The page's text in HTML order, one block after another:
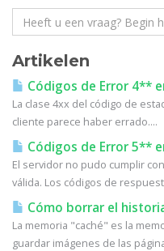
Artikelen
Códigos de Error 4**
La clase 4xx del código de
cliente parece haber errado....
Códigos de Error 5**
El servidor no pudo cumplir
válida. Los códigos de
Cómo borrar el
La memoria "caché" es la
guardar imágenes de las